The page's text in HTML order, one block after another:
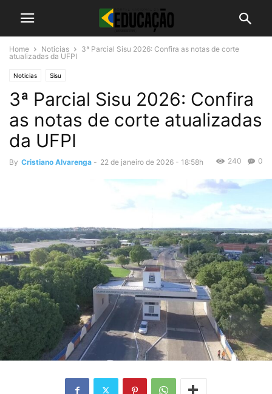
Home Noticias
3ª Parcial Sisu 2026: Confira as notas de corte
atualizadas da UFPI
Noticias Sisu
3ª Parcial Sisu 2026: Confira
as notas de corte atualizadas
da UFPI
By Cristiano Alvarenga - 22 de janeiro de 2026 - 18:58h 0
240